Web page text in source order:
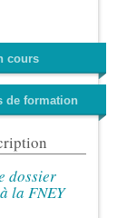
cours
de formation
dossier
la FNEY